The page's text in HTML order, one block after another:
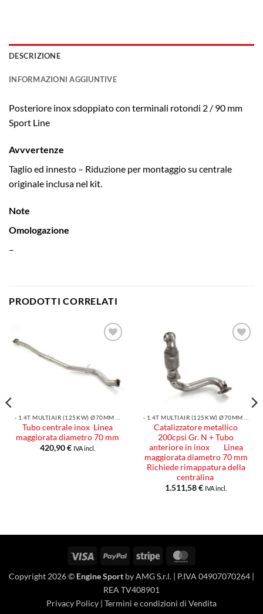
DESCRIZIONE
INFORMAZIONI AGGIUNTIVE
Posteriore inox sdoppiato con terminali rotondi 2 / 90 mm
Sport Line
Avvvertenze
Taglio ed innesto – Riduzione per montaggio su centrale
originale inclusa nel kit.
Note
Omologazione
–
PRODOTTI CORRELATI
desideri
Tubo centrale inox Linea
maggiorata diametro 70 mm
420,90€ IVA incl.
Catalizzatore metallico
200cpsi Gr. N + Tubo
anteriore in inox Linea
maggiorata diametro 70 mm
Richiede rimappatura della
centralina
1.511,58€ IVA incl.
Visa PayPal Stripe
Copyright 2026 © Engine Sport by AMG S.r.l. | P.IVA 04907070264 |
REA TV408901
Privacy Policy | Termini e condizioni di Vendita